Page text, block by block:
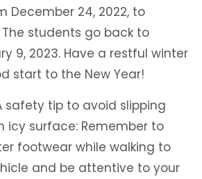
December 24, 2022, to
The students go back to
9, 2023. Have a restful winter
start to the New Year!
safety tip to avoid slipping
icy surface: Remember to
footwear while walking to
and be attentive to your